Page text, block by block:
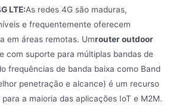
LTE:As redes 4G são maduras,
e frequentemente oferecem
em áreas remotas. Umrouter outdoor
com suporte para múltiplas bandas de
frequências de banda baixa como Band
penetração e alcance) é um recurso
a maioria das aplicações IoT e M2M.